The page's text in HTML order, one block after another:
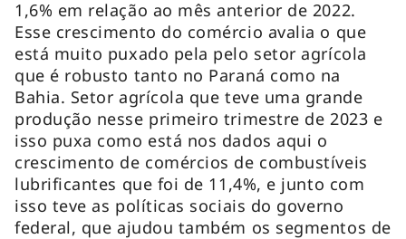
1,6% em relação ao mês anterior de 2022.
Esse crescimento do comércio avalia o que
está muito puxado pela pelo setor agrícola
que é robusto tanto no Paraná como na
Bahia. Setor agrícola que teve uma grande
produção nesse primeiro trimestre de 2023 e
isso puxa como está nos dados aqui o
crescimento de comércios de combustíveis
lubrificantes que foi de 11,4%, e junto com
isso teve as políticas sociais do governo
federal, que ajudou também os segmentos de